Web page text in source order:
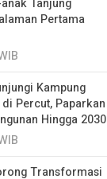
Tanjung
Pertama
Kampung
Percut, Paparkan
Hingga 2030
Transformasi